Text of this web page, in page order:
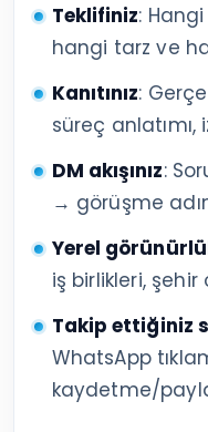
Teklifiniz:
hangi tarz ve
Kanıtınız:
süreç anlatımı,
DM akışınız:
→ görüşme
Yerel
iş birlikleri, şehir
Takip ettiğiniz
WhatsApp
kaydetme/